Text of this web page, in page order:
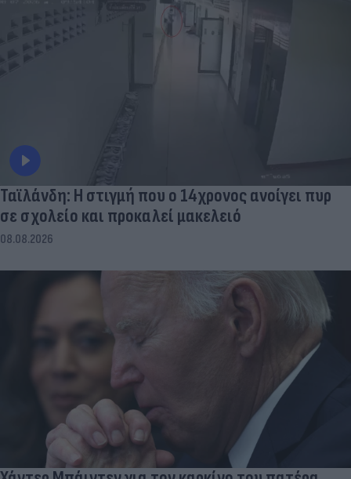
Ταϊλάνδη: Η στιγμή που ο 14χρονος ανοίγει πυρ
σε σχολείο και προκαλεί μακελειό
08.08.2026